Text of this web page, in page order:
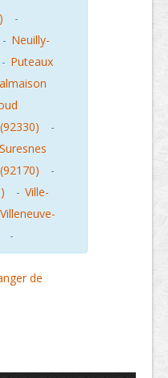
-
- Neuilly-
- Puteaux
-
Suresnes
-
- Ville-
Villeneuve-
-
de